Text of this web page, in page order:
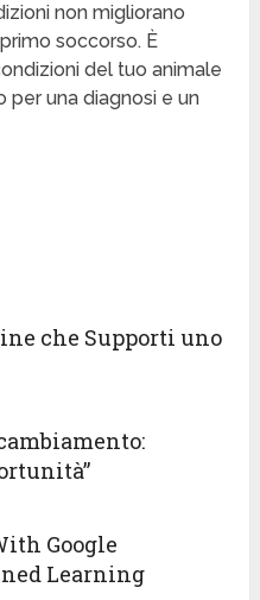
non migliorano
soccorso. È
del tuo animale
per una diagnosi e un
che Supporti uno
Google
Learning